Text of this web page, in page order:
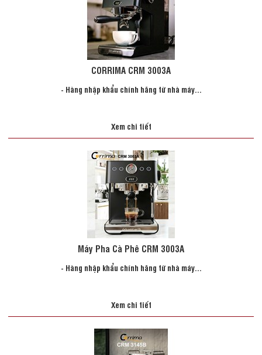
CORRIMA CRM 3003A
- Hàng nhập khẩu chính hãng từ nhà máy...
Xem chi tiết
Máy Pha Cà Phê CRM 3003A
- Hàng nhập khẩu chính hãng từ nhà máy...
Xem chi tiết